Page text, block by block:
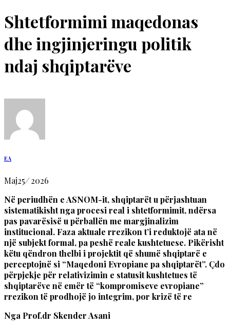
Shtetformimi maqedonas
dhe ingjinjeringu politik
ndaj shqiptarëve
EA
Maj25/2026
Në periudhën e ASNOM-it, shqiptarët u përjashtuan
sistematikisht nga procesi real i shtetformimit, ndërsa
pas pavarësisë u përballën me margjinalizim
institucional. Faza aktuale rrezikon t’i reduktojë ata në
një subjekt formal, pa peshë reale kushtetuese. Pikërisht
këtu qëndron thelbi i projektit që shumë shqiptarë e
perceptojnë si “Maqedoni Evropiane pa shqiptarët”. Çdo
përpjekje për relativizimin e statusit kushtetues të
shqiptarëve në emër të “kompromiseve evropiane”
rrezikon të prodhojë jo integrim, por krizë të re
Nga Prof.dr Skender Asani